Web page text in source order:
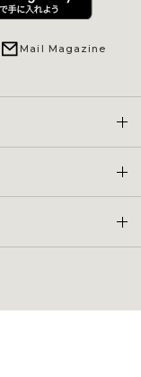
Mail Magazine